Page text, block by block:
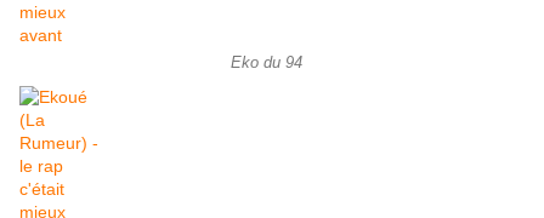
Eko du 94